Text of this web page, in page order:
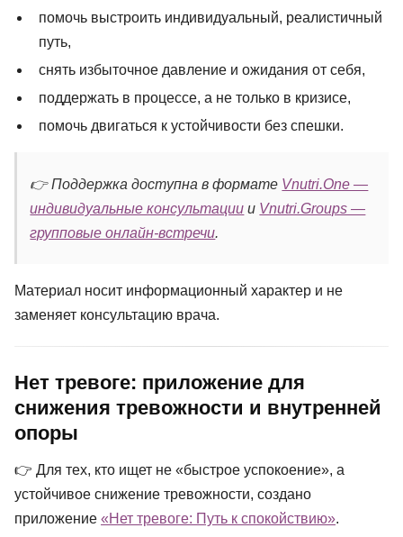
помочь выстроить индивидуальный, реалистичный
путь,
снять избыточное давление и ожидания от себя,
поддержать в процессе, а не только в кризисе,
помочь двигаться к устойчивости без спешки.
👉 Поддержка доступна в формате Vnutri.One —
индивидуальные консультации и Vnutri.Groups —
групповые онлайн-встречи.
Материал носит информационный характер и не
заменяет консультацию врача.
Нет тревоге: приложение для
снижения тревожности и внутренней
опоры
👉 Для тех, кто ищет не «быстрое успокоение», а
устойчивое снижение тревожности, создано
приложение «Нет тревоге: Путь к спокойствию».